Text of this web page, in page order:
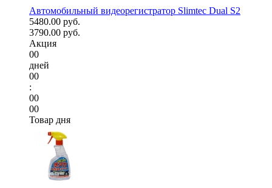
Автомобильный видеорегистратор Slimtec Dual S2
5480.00 руб.
3790.00 руб.
Акция
00
дней
00
:
00
00
Товар дня